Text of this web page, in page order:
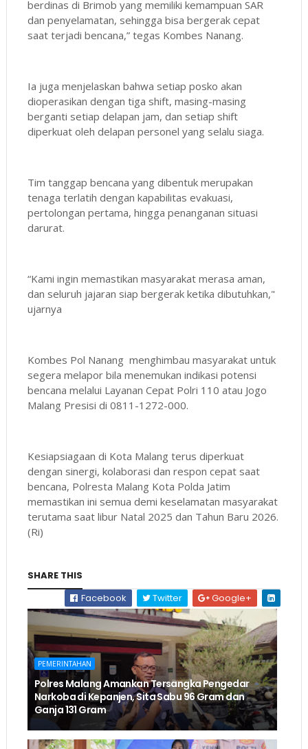
berdinas di Brimob yang memiliki kemampuan SAR
dan penyelamatan, sehingga bisa bergerak cepat
saat terjadi bencana,” tegas Kombes Nanang.
Ia juga menjelaskan bahwa setiap posko akan
dioperasikan dengan tiga shift, masing-masing
berganti setiap delapan jam, dan setiap shift
diperkuat oleh delapan personel yang selalu siaga.
Tim tanggap bencana yang dibentuk merupakan
tenaga terlatih dengan kapabilitas evakuasi,
pertolongan pertama, hingga penanganan situasi
darurat.
“Kami ingin memastikan masyarakat merasa aman,
dan seluruh jajaran siap bergerak ketika dibutuhkan,"
ujarnya
Kombes Pol Nanang menghimbau masyarakat untuk
segera melapor bila menemukan indikasi potensi
bencana melalui Layanan Cepat Polri 110 atau Jogo
Malang Presisi di 0811-1272-000.
Kesiapsiagaan di Kota Malang terus diperkuat
dengan sinergi, kolaborasi dan respon cepat saat
bencana, Polresta Malang Kota Polda Jatim
memastikan ini semua demi keselamatan masyarakat
terutama saat libur Natal 2025 dan Tahun Baru 2026.
(Ri)
SHARE THIS
Facebook
Twitter Google+
PEMERINTAHAN
Polres Malang Amankan Tersangka Pengedar
Narkoba di Kepanjen, Sita Sabu 96 Gram dan
Ganja 131 Gram